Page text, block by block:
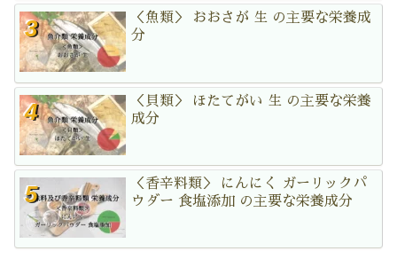
＜魚類＞ おおさが 生 の主要な栄養成
分
＜貝類＞ ほたてがい 生 の主要な栄養
成分
＜香辛料類＞ にんにく ガーリックパ
ウダー 食塩添加 の主要な栄養成分